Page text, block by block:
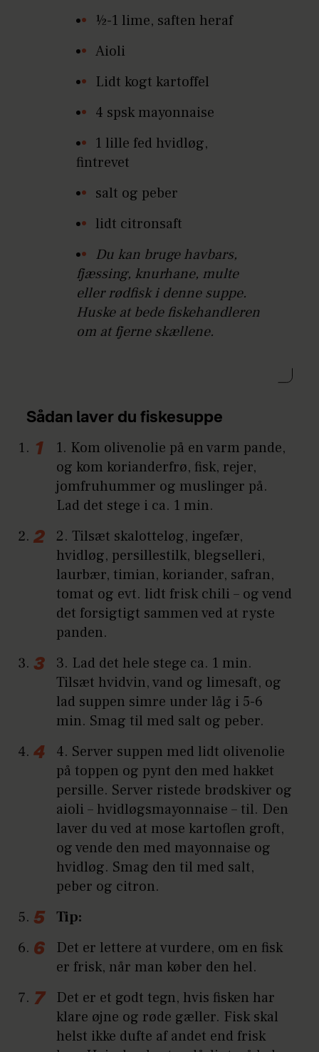
½-1 lime, saften heraf
Aioli
Lidt kogt kartoffel
4 spsk mayonnaise
1 lille fed hvidløg,
fintrevet
salt og peber
lidt citronsaft
Du kan bruge havbars,
fjæssing, knurhane, multe
eller rødfisk i denne suppe.
Huske at bede fiskehandleren
om at fjerne skællene.
Sådan laver du fiskesuppe
1. Kom olivenolie på en varm pande,
og kom korianderfrø, fisk, rejer,
jomfruhummer og muslinger på.
Lad det stege i ca. 1 min.
2. Tilsæt skalotteløg, ingefær,
hvidløg, persillestilk, blegselleri,
laurbær, timian, koriander, safran,
tomat og evt. lidt frisk chili – og vend
det forsigtigt sammen ved at ryste
panden.
3. Lad det hele stege ca. 1 min.
Tilsæt hvidvin, vand og limesaft, og
lad suppen simre under låg i 5-6
min. Smag til med salt og peber.
4. Server suppen med lidt olivenolie
på toppen og pynt den med hakket
persille. Server ristede brødskiver og
aioli – hvidløgsmayonnaise – til. Den
laver du ved at mose kartoflen groft,
og vende den med mayonnaise og
hvidløg. Smag den til med salt,
peber og citron.
Tip:
Det er lettere at vurdere, om en fisk
er frisk, når man køber den hel.
Det er et godt tegn, hvis fisken har
klare øjne og røde gæller. Fisk skal
helst ikke dufte af andet end frisk